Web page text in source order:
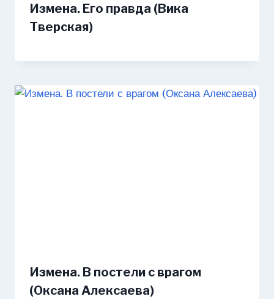
Измена. Его правда (Вика
Тверская)
Измена. В постели с врагом
(Оксана Алексаева)